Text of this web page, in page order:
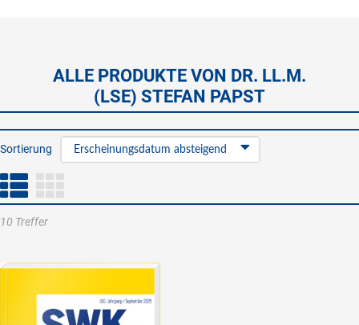
ALLE PRODUKTE VON DR. LL.M.
(LSE) STEFAN PAPST
Sortierung Erscheinungsdatum absteigend
10 Treffer